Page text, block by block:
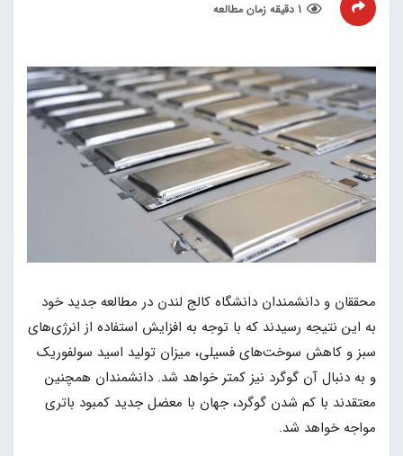
1 دقیقه زمان مطالعه
محققان و دانشمندان دانشگاه کالج لندن در مطالعه جدید خود
به این نتیجه رسیدند که با توجه به افزایش استفاده از انرژی‌های
سبز و کاهش سوخت‌های فسیلی، میزان تولید اسید سولفوریک
و به دنبال آن گوگرد نیز کمتر خواهد شد. دانشمندان همچنین
معتقدند با کم شدن گوگرد، جهان با معضل جدید کمبود باتری
مواجه خواهد شد.